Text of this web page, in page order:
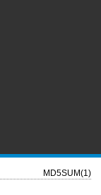
MD5SUM(1)